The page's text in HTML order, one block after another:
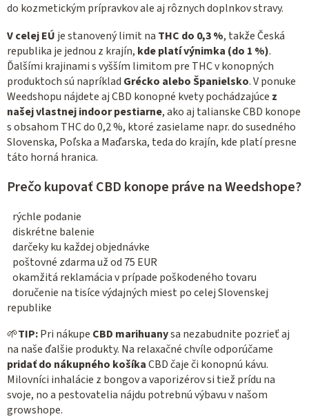
do kozmetickým prípravkov ale aj rôznych doplnkov stravy.
V celej EÚ je stanovený limit na THC do 0,3 %, takže Česká
republika je jednou z krajín, kde platí výnimka (do 1 %).
Ďalšími krajinami s vyšším limitom pre THC v konopných
produktoch sú napríklad Grécko alebo Španielsko. V ponuke
Weedshopu nájdete aj CBD konopné kvety pochádzajúce z
našej vlastnej indoor pestiarne, ako aj talianske CBD konope
s obsahom THC do 0,2 %, ktoré zasielame napr. do susedného
Slovenska, Poľska a Maďarska, teda do krajín, kde platí presne
táto horná hranica.
Prečo kupovať CBD konope práve na Weedshope?
rýchle podanie
diskrétne balenie
darčeky ku každej objednávke
poštovné zdarma už od 75 EUR
okamžitá reklamácia v prípade poškodeného tovaru
doručenie na tisíce výdajných miest po celej Slovenskej
republike
🌱TIP:Pri nákupe CBD marihuanysa nezabudnite pozrieť aj
na naše ďalšie produkty. Na relaxačné chvíle odporúčame
pridať do nákupného košíkaCBD čaje či konopnú kávu.
Milovníci inhalácie z bongov a vaporizérov si tiež prídu na
svoje, no a pestovatelia nájdu potrebnú výbavu v našom
growshope.